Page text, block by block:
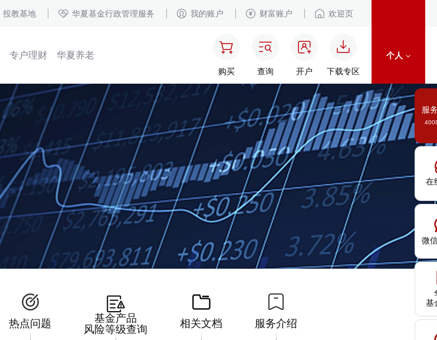
服
在
微
基
投教基地 华夏基金行政管理服务 我的账户 财富账户 欢迎页
专户理财 华夏养老
购买 查询 开户 下载专区
个人
热点问题
基金产品
风险等级查询
相关文档 服务介绍